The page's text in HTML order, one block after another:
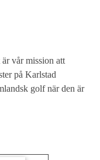
vår mission att
på Karlstad
golf när den är